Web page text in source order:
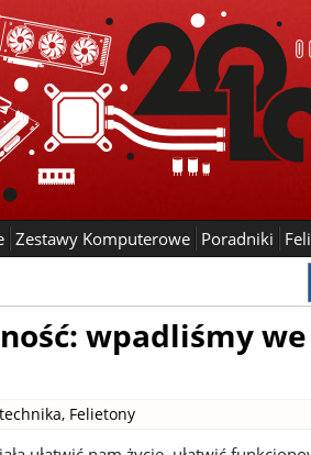
Zestawy Komputerowe Poradniki
wpadliśmy we
, Felietony